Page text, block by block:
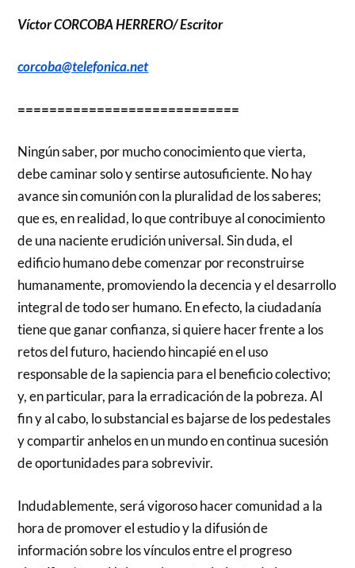
Víctor CORCOBA HERRERO/ Escritor
corcoba@telefonica.net
============================
Ningún saber, por mucho conocimiento que vierta,
debe caminar solo y sentirse autosuficiente. No hay
avance sin comunión con la pluralidad de los saberes;
que es, en realidad, lo que contribuye al conocimiento
de una naciente erudición universal. Sin duda, el
edificio humano debe comenzar por reconstruirse
humanamente, promoviendo la decencia y el desarrollo
integral de todo ser humano. En efecto, la ciudadanía
tiene que ganar confianza, si quiere hacer frente a los
retos del futuro, haciendo hincapié en el uso
responsable de la sapiencia para el beneficio colectivo;
y, en particular, para la erradicación de la pobreza. Al
fin y al cabo, lo substancial es bajarse de los pedestales
y compartir anhelos en un mundo en continua sucesión
de oportunidades para sobrevivir.
Indudablemente, será vigoroso hacer comunidad a la
hora de promover el estudio y la difusión de
información sobre los vínculos entre el progreso